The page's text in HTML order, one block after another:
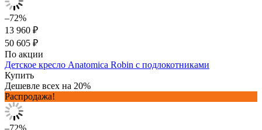
–72%
13 960 ₽
50 605 ₽
По акции
Детское кресло Anatomica Robin с подлокотниками
Купить
Дешевле всех на 20%
Распродажа!
–72%